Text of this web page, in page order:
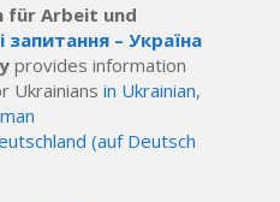
für Arbeit und
запитання – Україна
provides information
Ukrainiansin Ukrainian,
(auf Deutsch